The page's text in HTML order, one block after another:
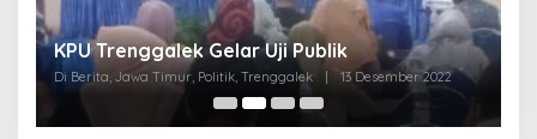
KPU Trenggalek Gelar Uji Publik
Di Berita, Jawa Timur, Politik, Trenggalek 13 Desember 2022